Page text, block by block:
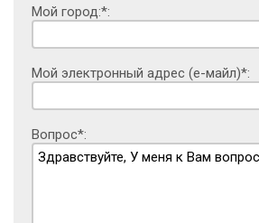
Мой город:*:
Мой электронный адрес (е-майл)*:
Вопрос*: